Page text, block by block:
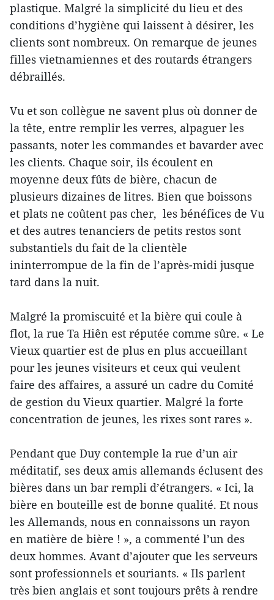
plastique. Malgré la simplicité du lieu et des
conditions d’hygiène qui laissent à désirer, les
clients sont nombreux. On remarque de jeunes
filles vietnamiennes et des routards étrangers
débraillés.
Vu et son collègue ne savent plus où donner de
la tête, entre remplir les verres, alpaguer les
passants, noter les commandes et bavarder avec
les clients. Chaque soir, ils écoulent en
moyenne deux fûts de bière, chacun de
plusieurs dizaines de litres. Bien que boissons
et plats ne coûtent pas cher, les bénéfices de Vu
et des autres tenanciers de petits restos sont
substantiels du fait de la clientèle
ininterrompue de la fin de l’après-midi jusque
tard dans la nuit.
Malgré la promiscuité et la bière qui coule à
flot, la rue Ta Hiên est réputée comme sûre. « Le
Vieux quartier est de plus en plus accueillant
pour les jeunes visiteurs et ceux qui veulent
faire des affaires, a assuré un cadre du Comité
de gestion du Vieux quartier. Malgré la forte
concentration de jeunes, les rixes sont rares ».
Pendant que Duy contemple la rue d’un air
méditatif, ses deux amis allemands éclusent des
bières dans un bar rempli d’étrangers. « Ici, la
bière en bouteille est de bonne qualité. Et nous
les Allemands, nous en connaissons un rayon
en matière de bière ! », a commenté l’un des
deux hommes. Avant d’ajouter que les serveurs
sont professionnels et souriants. « Ils parlent
très bien anglais et sont toujours prêts à rendre